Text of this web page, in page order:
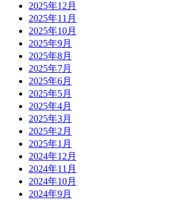
2025年12月
2025年11月
2025年10月
2025年9月
2025年8月
2025年7月
2025年6月
2025年5月
2025年4月
2025年3月
2025年2月
2025年1月
2024年12月
2024年11月
2024年10月
2024年9月